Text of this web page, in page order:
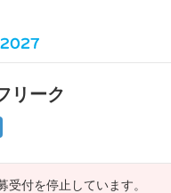
リーク
受付を停止しています。